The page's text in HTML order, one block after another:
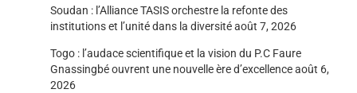
Soudan : l’Alliance TASIS orchestre la refonte des
institutions et l’unité dans la diversitéaoût 7, 2026
Togo : l’audace scientifique et la vision du P.C Faure
Gnassingbé ouvrent une nouvelle ère d’excellenceaoût 6,
2026